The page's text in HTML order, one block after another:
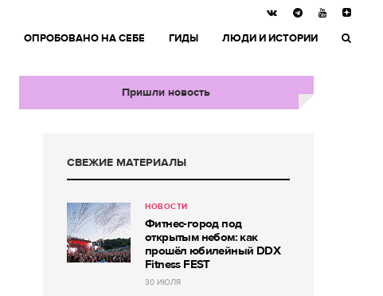
ОПРОБОВАНО НА СЕБЕ ГИДЫ ЛЮДИ И ИСТОРИИ
Пришли новость
СВЕЖИЕ МАТЕРИАЛЫ
НОВОСТИ
Фитнес-город под
открытым небом: как
прошёл юбилейный DDX
Fitness FEST
30 ИЮЛЯ